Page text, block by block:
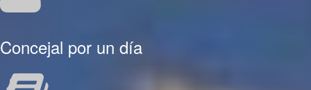
Concejal por un día